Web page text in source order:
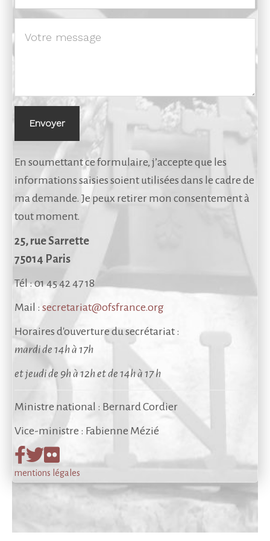
Envoyer
En soumettant ce formulaire, j’accepte que les
informations saisies soient utilisées dans le cadre de
ma demande. Je peux retirer mon consentement à
tout moment.
25, rue Sarrette
75014 Paris
Tél : 01 45 42 47 18
Mail : secretariat@ofsfrance.org
Horaires d'ouverturedu secrétariat :
mardi de 14h à 17h
et jeudi de 9h à 12h et de 14h à 17 h
Ministre national : Bernard Cordier
Vice-ministre : Fabienne Mézié
mentions légales